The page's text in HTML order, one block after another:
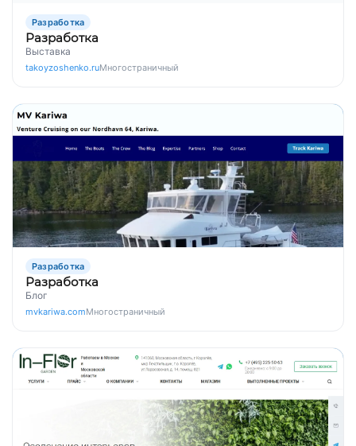
Разработка
Разработка
Выставка
takoyzoshenko.ruМногостраничный
Разработка
Разработка
Блог
mvkariwa.comМногостраничный